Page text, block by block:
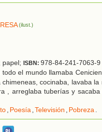
(ilust.)
papel; ISBN: 978-84-241-7063-9
el mundo llamaba
cocinaba, lavaba
, arreglaba tuberías y
, Poesía,Televisión , Pobreza.